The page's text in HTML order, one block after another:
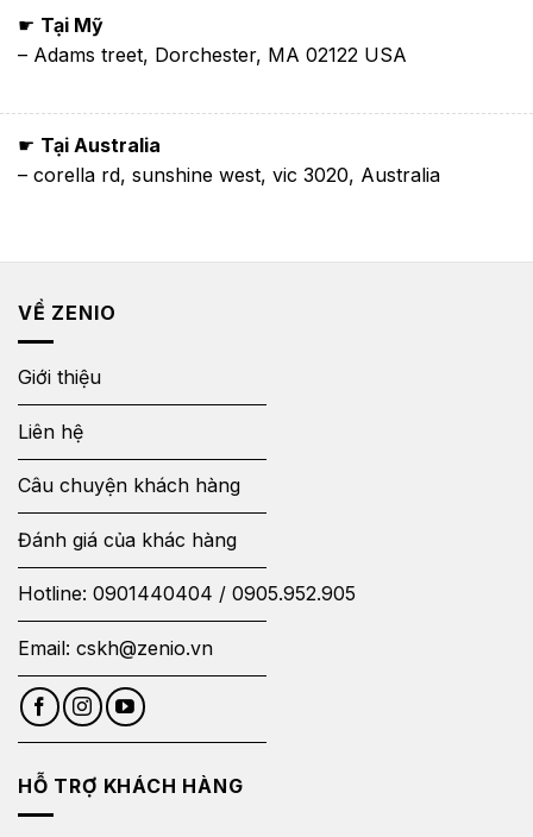
☛ Tại Mỹ
– Adams treet, Dorchester, MA 02122 USA
☛ Tại Australia
– corella rd, sunshine west, vic 3020, Australia
VỀ ZENIO
Giới thiệu
Liên hệ
Câu chuyện khách hàng
Đánh giá của khác hàng
Hotline: 0901440404 / 0905.952.905
Email: cskh@zenio.vn
HỖ TRỢ KHÁCH HÀNG